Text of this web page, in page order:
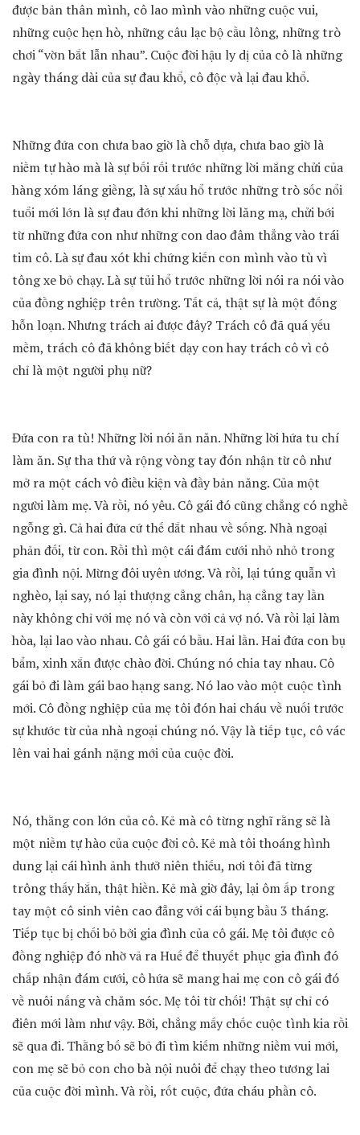
được bản thân mình, cô lao mình vào những cuộc vui,
những cuộc hẹn hò, những câu lạc bộ cầu lông, những trò
chơi “vờn bắt lẫn nhau”. Cuộc đời hậu ly dị của cô là những
ngày tháng dài của sự đau khổ, cô độc và lại đau khổ.
Những đứa con chưa bao giờ là chỗ dựa, chưa bao giờ là
niềm tự hào mà là sự bối rối trước những lời mắng chửi của
hàng xóm láng giềng, là sự xấu hổ trước những trò sốc nổi
tuổi mới lớn là sự đau đớn khi những lời lăng mạ, chửi bới
từ những đứa con như những con dao đâm thẳng vào trái
tim cô. Là sự đau xót khi chứng kiến con mình vào tù vì
tông xe bỏ chạy. Là sự tủi hổ trước những lời nói ra nói vào
của đồng nghiệp trên trường. Tất cả, thật sự là một đống
hỗn loạn. Nhưng trách ai được đây? Trách cô đã quá yếu
mềm, trách cô đã không biết dạy con hay trách cô vì cô
chỉ là một người phụ nữ?
Đứa con ra tù! Những lời nói ăn năn. Những lời hứa tu chí
làm ăn. Sự tha thứ và rộng vòng tay đón nhận từ cô như
mở ra một cách vô điều kiện và đầy bản năng. Của một
người làm mẹ. Và rồi, nó yêu. Cô gái đó cũng chẳng có nghề
ngỗng gì. Cả hai đứa cứ thế dắt nhau về sống. Nhà ngoại
phản đối, từ con. Rồi thì một cái đám cưới nhỏ nhỏ trong
gia đình nội. Mừng đôi uyên ương. Và rồi, lại túng quẫn vì
nghèo, lại say, nó lại thượng cẳng chân, hạ cẳng tay lần
này không chỉ với mẹ nó và còn với cả vợ nó. Và rồi lại làm
hòa, lại lao vào nhau. Cô gái có bầu. Hai lần. Hai đứa con bụ
bẩm, xinh xắn được chào đời. Chúng nó chia tay nhau. Cô
gái bỏ đi làm gái bao hạng sang. Nó lao vào một cuộc tình
mới. Cô đồng nghiệp của mẹ tôi đón hai cháu về nuối trước
sự khước từ của nhà ngoại chúng nó. Vậy là tiếp tục, cô vác
lên vai hai gánh nặng mới của cuộc đời.
Nó, thằng con lớn của cô. Kẻ mà cô từng nghĩ rằng sẽ là
một niềm tự hào của cuộc đời cô. Kẻ mà tôi thoáng hình
dung lại cái hình ảnh thưở niên thiếu, nơi tôi đã từng
trông thấy hắn, thật hiền. Kẻ mà giờ đây, lại ôm ấp trong
tay một cô sinh viên cao đẳng với cái bụng bầu 3 tháng.
Tiếp tục bị chối bỏ bởi gia đình của cô gái. Mẹ tôi được cô
đồng nghiệp đó nhờ vả ra Huế để thuyết phục gia đình đó
chấp nhận đám cưới, cô hứa sẽ mang hai mẹ con cô gái đó
về nuôi nấng và chăm sóc. Mẹ tôi từ chối! Thật sự chỉ có
điên mới làm như vậy. Bởi, chẳng mấy chốc cuộc tình kia rồi
sẽ qua đi. Thằng bố sẽ bỏ đi tìm kiếm những niềm vui mới,
con mẹ sẽ bỏ con cho bà nội nuôi để chạy theo tương lai
của cuộc đời mình. Và rồi, rốt cuộc, đứa cháu phần cô.